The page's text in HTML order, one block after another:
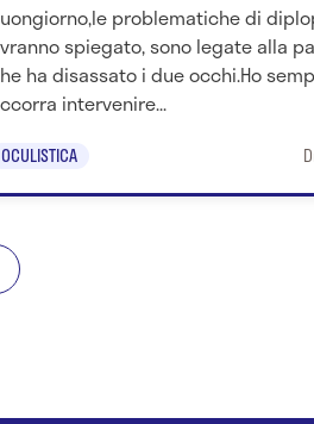
problematiche di
spiegato, sono legate alla
ha disassato i due occhi.Ho
intervenire...
OCULISTICA